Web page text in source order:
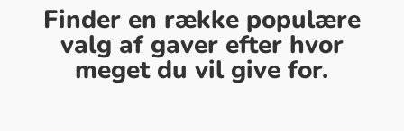
Finder en række populære
valg af gaver efter hvor
meget du vil give for.